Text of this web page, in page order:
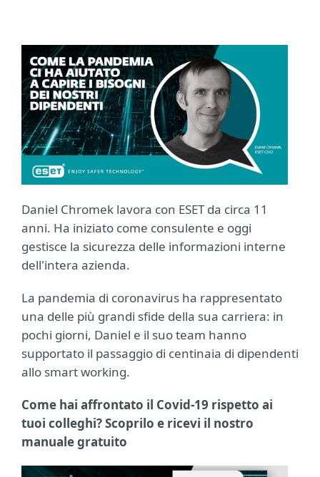
Daniel Chromek lavora con ESET da circa 11
anni. Ha iniziato come consulente e oggi
gestisce la sicurezza delle informazioni interne
dell'intera azienda.
La pandemia di coronavirus ha rappresentato
una delle più grandi sfide della sua carriera: in
pochi giorni, Daniel e il suo team hanno
supportato il passaggio di centinaia di dipendenti
allo smart working.
Come hai affrontato il Covid-19 rispetto ai
tuoi colleghi? Scoprilo e ricevi il nostro
manuale gratuito